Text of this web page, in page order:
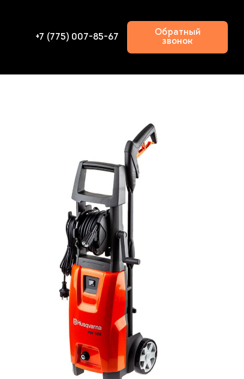
+7 (775) 007-85-67
Обратный
звонок